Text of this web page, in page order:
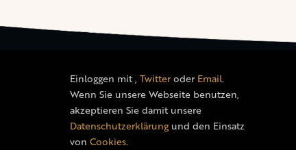
Einloggen mit, Twitteroder Email.
Wenn Sie unsere Webseite benutzen,
akzeptieren Sie damit unsere
Datenschutzerklärungund den Einsatz
von Cookies.